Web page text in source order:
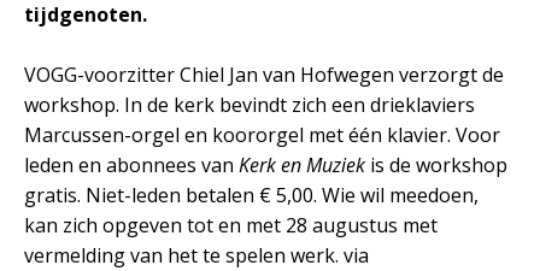
tijdgenoten.
VOGG-voorzitter Chiel Jan van Hofwegen verzorgt de
workshop. In de kerk bevindt zich een drieklaviers
Marcussen-orgel en koororgel met één klavier. Voor
leden en abonnees van Kerk en Muziek is de workshop
gratis. Niet-leden betalen € 5,00. Wie wil meedoen,
kan zich opgeven tot en met 28 augustus met
vermelding van het te spelen werk. via